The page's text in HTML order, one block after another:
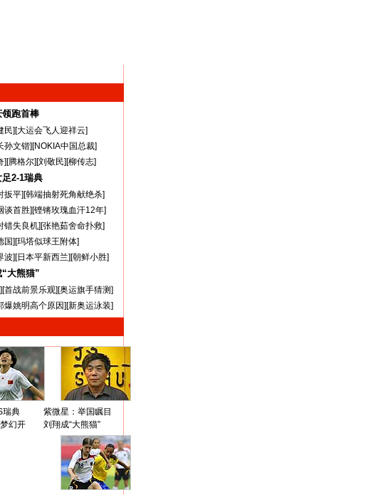
跑首棒
民][大运会飞人迎祥云]
孙文锴][NOKIA中国总裁]
][腾格尔][刘敬民][柳传志]
足2-1瑞典
扳平][韩端抽射死角献绝杀]
谈首胜][铿锵玫瑰血汗12年]
错失良机][张艳茹舍命扑救]
国][玛塔似球王附体]
波][日本平新西兰][朝鲜小胜]
“大熊猫”
][首战前景乐观][奥运旗手猜测]
爆姚明高个原因][新奥运泳装]
瑞典
幻开
紫微星：举国瞩目
刘翔成“大熊猫”